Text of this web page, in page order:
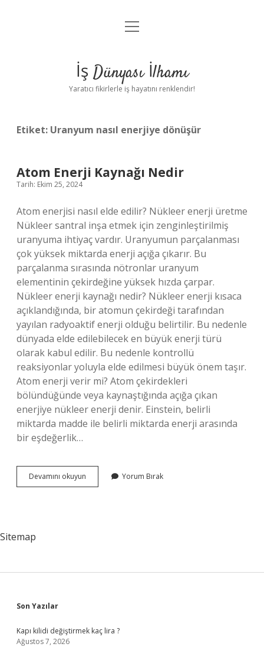
Anasayfa
Yasal Uyarı
menüyü
İş Dünyası İlhamı
Yaratıcı fikirlerle iş hayatını renklendir!
Etiket: Uranyum nasıl enerjiye dönüşür
Atom Enerji Kaynağı Nedir
Tarih: Ekim 25, 2024
Atom enerjisi nasıl elde edilir? Nükleer enerji üretme
Nükleer santral inşa etmek için zenginleştirilmiş
uranyuma ihtiyaç vardır. Uranyumun parçalanması
çok yüksek miktarda enerji açığa çıkarır. Bu
parçalanma sırasında nötronlar uranyum
elementinin çekirdeğine yüksek hızda çarpar.
Nükleer enerji kaynağı nedir? Nükleer enerji kısaca
açıklandığında, bir atomun çekirdeği tarafından
yayılan radyoaktif enerji olduğu belirtilir. Bu nedenle
dünyada elde edilebilecek en büyük enerji türü
olarak kabul edilir. Bu nedenle kontrollü
reaksiyonlar yoluyla elde edilmesi büyük önem taşır.
Atom enerji verir mi? Atom çekirdekleri
bölündüğünde veya kaynaştığında açığa çıkan
enerjiye nükleer enerji denir. Einstein, belirli
miktarda madde ile belirli miktarda enerji arasında
bir eşdeğerlik…
Devamını okuyun
Enerji
Yorum Bırak
Sitemap
Sidebar
Son Yazılar
Kapı kilidi değiştirmek kaç lira ?
Ağustos 7, 2026